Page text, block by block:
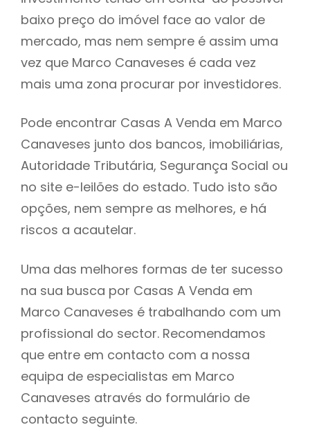
baixo preço do imóvel face ao valor de
mercado, mas nem sempre é assim uma
vez que Marco Canaveses é cada vez
mais uma zona procurar por investidores.
Pode encontrar Casas A Venda em Marco
Canaveses junto dos bancos, imobiliárias,
Autoridade Tributária, Segurança Social ou
no site e-leilões do estado. Tudo isto são
opções, nem sempre as melhores, e há
riscos a acautelar.
Uma das melhores formas de ter sucesso
na sua busca por Casas A Venda em
Marco Canaveses é trabalhando com um
profissional do sector. Recomendamos
que entre em contacto com a nossa
equipa de especialistas em Marco
Canaveses através do formulário de
contacto seguinte.